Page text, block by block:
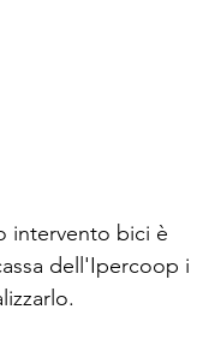
intervento bici è
dell'Ipercoop i